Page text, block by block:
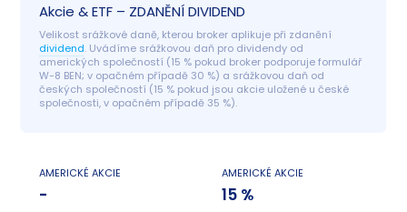
Akcie & ETF – ZDANĚNÍ DIVIDEND
Velikost srážkové daně, kterou broker aplikuje při zdanění
dividend. Uvádíme srážkovou daň pro dividendy od
amerických společností (15 % pokud broker podporuje formulář
W-8 BEN; v opačném případě 30 %) a srážkovou daň od
českých společností (15 % pokud jsou akcie uložené u české
společnosti, v opačném případě 35 %).
AMERICKÉ AKCIE
-
AMERICKÉ AKCIE
15 %